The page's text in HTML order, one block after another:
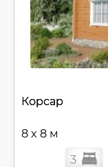
Корсар
8 x 8 м
3